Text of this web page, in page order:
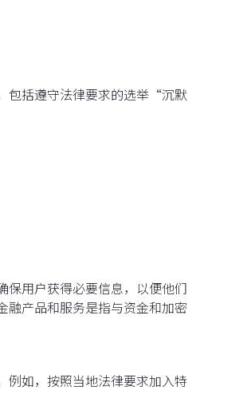
包括遵守法律要求的选举“沉默
保用户获得必要信息，以便他们
融产品和服务是指与资金和加密
例如，按照当地法律要求加入特